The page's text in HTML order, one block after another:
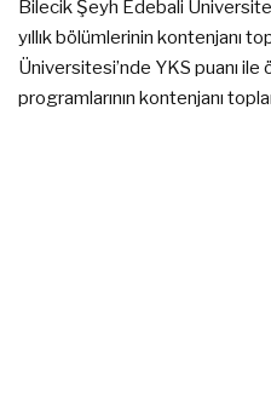
Bilecik Şeyh Edebali
yıllık bölümlerinin kontenjanı
Üniversitesi’nde YKS puanı ile
programlarının kontenjanı